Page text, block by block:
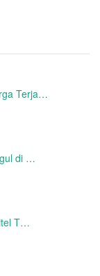
Terja…
di …
T…